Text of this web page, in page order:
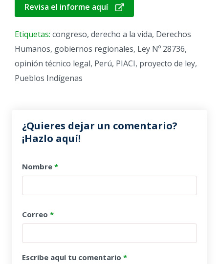
Revisa el informe aquí
Etiquetas: congreso, derecho a la vida, Derechos
Humanos, gobiernos regionales, Ley Nº 28736,
opinión técnico legal, Perú, PIACI, proyecto de ley,
Pueblos Indígenas
¿Quieres dejar un comentario?
¡Hazlo aquí!
Nombre *
Correo *
Escribe aquí tu comentario *